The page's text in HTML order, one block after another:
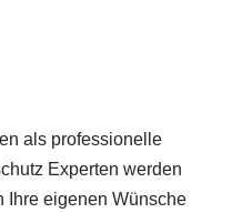
als professionelle
Experten werden
Ihre eigenen Wünsche